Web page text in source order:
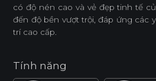
có độ nén cao và vẻ đẹp tinh tế
đến độ bền vượt trội, đáp ứng các
trí cao cấp.
Tính năng